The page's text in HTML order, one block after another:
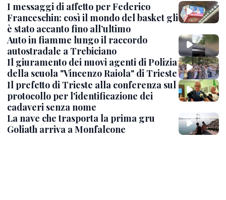
I messaggi di affetto per Federico
Franceschin: così il mondo del basket gli
è stato accanto fino all’ultimo
Auto in fiamme lungo il raccordo
autostradale a Trebiciano
Il giuramento dei nuovi agenti di Polizia
della scuola "Vincenzo Raiola" di Trieste
Il prefetto di Trieste alla conferenza sul
protocollo per l'identificazione dei
cadaveri senza nome
La nave che trasporta la prima gru
Goliath arriva a Monfalcone